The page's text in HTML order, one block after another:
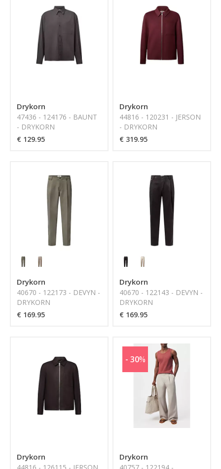
Drykorn
47436 - 124176 - BAUNT
- DRYKORN
€ 129.95
Drykorn
44816 - 120231 - JERSON
- DRYKORN
€ 319.95
Drykorn
40670 - 122173 - DEVYN -
DRYKORN
€ 169.95
Drykorn
40670 - 122143 - DEVYN -
DRYKORN
€ 169.95
Drykorn Drykorn
- 30%